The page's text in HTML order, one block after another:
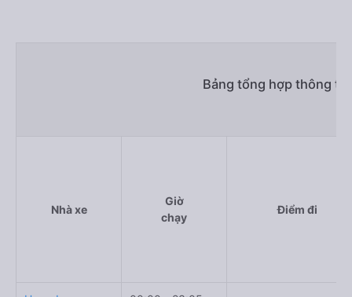
Bảng tổng hợp thông
Nhà xe
Giờ
chạy
Điểm đi